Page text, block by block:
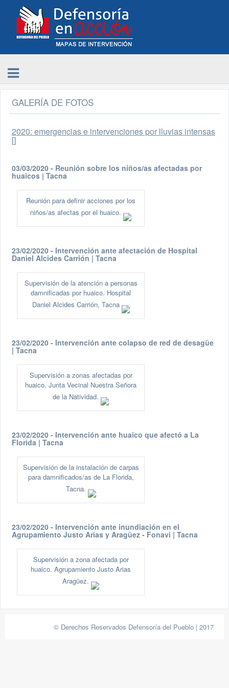
GALERÍA DE FOTOS
2020: emergencias e intervenciones por lluvias intensas
[]
03/03/2020 - Reunión sobre los niños/as afectadas por
huaicos | Tacna
Reunión para definir acciones por los
niños/as afectas por el huaico.
23/02/2020 - Intervención ante afectación de Hospital
Daniel Alcides Carrión | Tacna
Supervisión de la atención a personas
damnificadas por huaico. Hospital
Daniel Alcides Carrión, Tacna
23/02/2020 - Intervención ante colapso de red de desagüe
| Tacna
Supervisión a zonas afectadas por
huaico. Junta Vecinal Nuestra Señora
de la Natividad.
23/02/2020 - Intervención ante huaico que afectó a La
Florida | Tacna
Supervisión de la instalación de carpas
para damnificados/as de La Florida,
Tacna.
23/02/2020 - Intervención ante inundiación en el
Agrupamiento Justo Arias y Aragüez - Fonavi | Tacna
Supervisión a zona afectada por
huaico. Agrupamiento Justo Arias
Aragüez.
© Derechos Reservados Defensoría del Pueblo | 2017